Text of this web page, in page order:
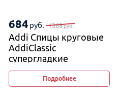
684 руб. 1368руб.
Addi Спицы круговые
AddiClassic
супергладкие
Подробнее